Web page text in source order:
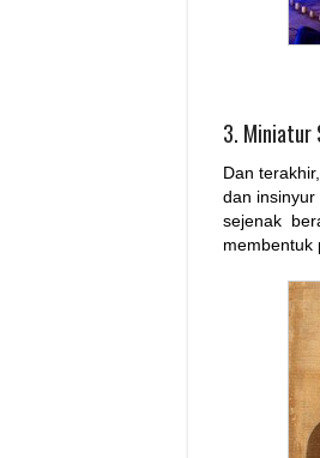
3. Miniatur
Dan
dan
sejenak
membentuk